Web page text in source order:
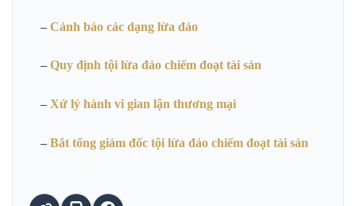
– Cảnh báo các dạng lừa đảo
– Quy định tội lừa đảo chiếm đoạt tài sản
– Xử lý hành vi gian lận thương mại
– Bắt tổng giám đốc tội lừa đảo chiếm đoạt tài sản